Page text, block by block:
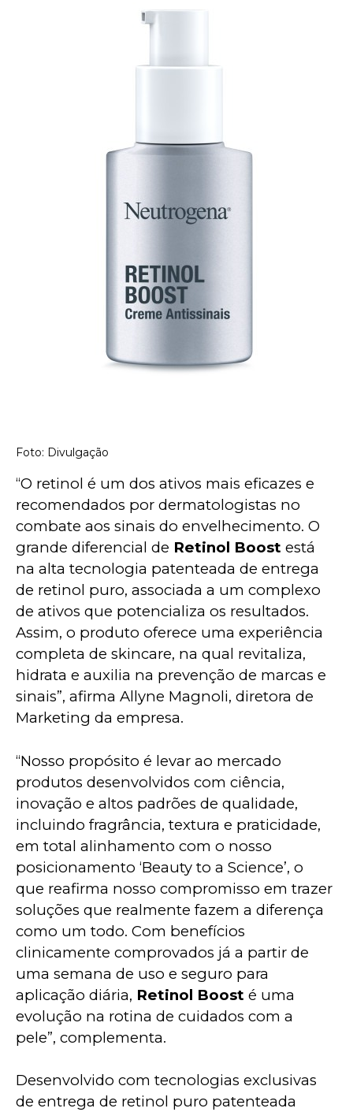
Foto: Divulgação
“O retinol é um dos ativos mais eficazes e
recomendados por dermatologistas no
combate aos sinais do envelhecimento. O
grande diferencial de Retinol Boost está
na alta tecnologia patenteada de entrega
de retinol puro, associada a um complexo
de ativos que potencializa os resultados.
Assim, o produto oferece uma experiência
completa de skincare, na qual revitaliza,
hidrata e auxilia na prevenção de marcas e
sinais”, afirma Allyne Magnoli, diretora de
Marketing da empresa.
“Nosso propósito é levar ao mercado
produtos desenvolvidos com ciência,
inovação e altos padrões de qualidade,
incluindo fragrância, textura e praticidade,
em total alinhamento com o nosso
posicionamento ‘Beauty to a Science’, o
que reafirma nosso compromisso em trazer
soluções que realmente fazem a diferença
como um todo. Com benefícios
clinicamente comprovados já a partir de
uma semana de uso e seguro para
aplicação diária, Retinol Boost é uma
evolução na rotina de cuidados com a
pele”, complementa.
Desenvolvido com tecnologias exclusivas
de entrega de retinol puro patenteada